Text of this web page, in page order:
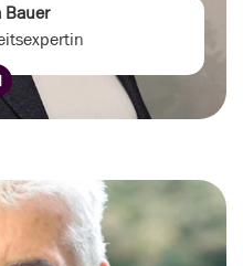
Bauer